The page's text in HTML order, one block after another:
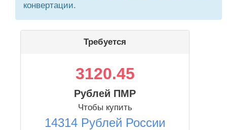
конвертации.
Требуется
3120.45
Рублей ПМР
Чтобы купить
14314 Рублей России